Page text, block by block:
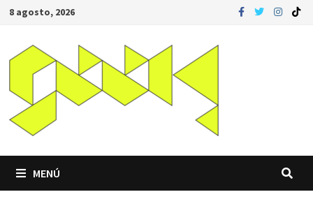
Saltar
contenido
8 agosto, 2026
MENÚ